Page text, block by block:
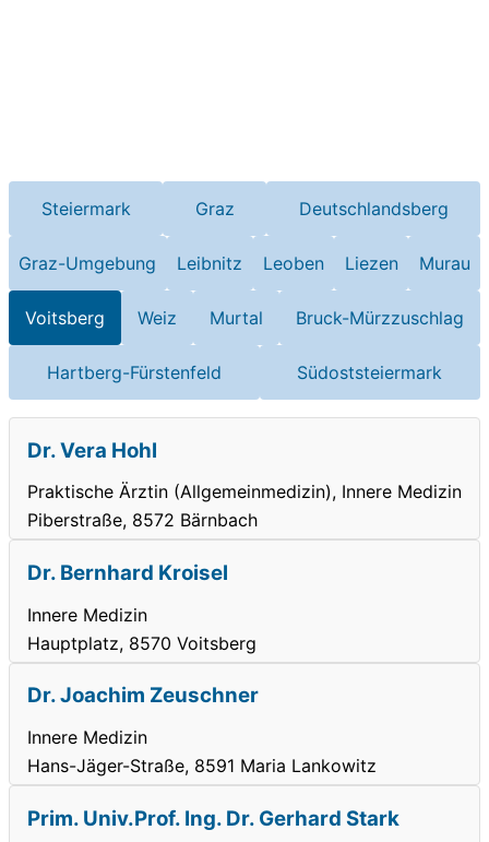
Steiermark Graz Deutschlandsberg
Graz-Umgebung Leibnitz Leoben Liezen Murau
Voitsberg Weiz Murtal Bruck-Mürzzuschlag
Hartberg-Fürstenfeld Südoststeiermark
Dr. Vera Hohl
Praktische Ärztin (Allgemeinmedizin), Innere Medizin
Piberstraße, 8572 Bärnbach
Dr. Bernhard Kroisel
Innere Medizin
Hauptplatz, 8570 Voitsberg
Dr. Joachim Zeuschner
Innere Medizin
Hans-Jäger-Straße, 8591 Maria Lankowitz
Prim. Univ.Prof. Ing. Dr. Gerhard Stark